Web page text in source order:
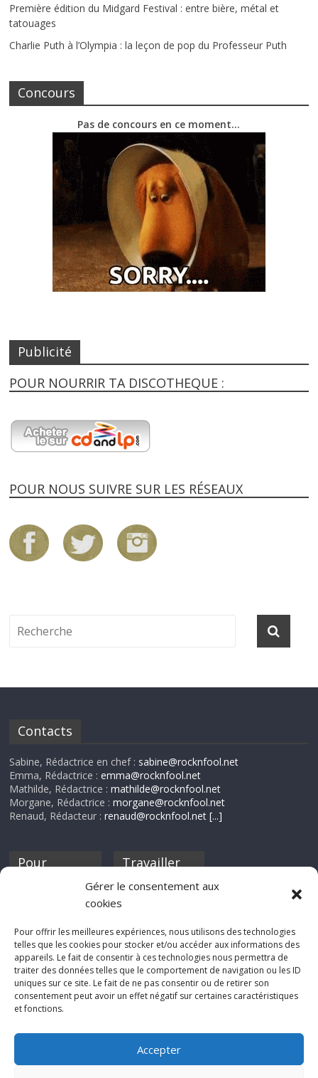
Gérer le consentement aux
cookies
Pour offrir les meilleures expériences, nous utilisons des technologies
telles que les cookies pour stocker et/ou accéder aux informations des
appareils. Le fait de consentir à ces technologies nous permettra de
traiter des données telles que le comportement de navigation ou les ID
uniques sur ce site. Le fait de ne pas consentir ou de retirer son
consentement peut avoir un effet négatif sur certaines caractéristiques
et fonctions.
Accepter
Première édition du Midgard Festival : entre bière, métal et
tatouages
Charlie Puth à l’Olympia : la leçon de pop du Professeur Puth
Concours
Pas de concours en ce moment…
Publicité
POUR NOURRIR TA DISCOTHEQUE :
POUR NOUS SUIVRE SUR LES RÉSEAUX
Contacts
Sabine, Rédactrice en chef : sabine@rocknfool.net
Emma, Rédactrice :emma@rocknfool.net
Mathilde, Rédactrice :mathilde@rocknfool.net
Morgane, Rédactrice :morgane@rocknfool.net
Renaud, Rédacteur :renaud@rocknfool.net [...]
Pour
discothèque
Travailler
Si tu souhaites
Rocknfool, n'hésite
pas à nous envoyer
tes chroniques de
concerts, de films,
séries ou des billets
d'humeur :